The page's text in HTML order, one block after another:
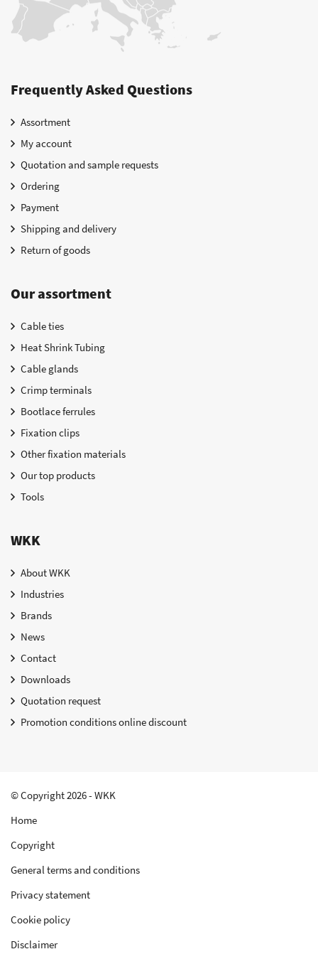
Frequently Asked Questions
Assortment
My account
Quotation and sample requests
Ordering
Payment
Shipping and delivery
Return of goods
Our assortment
Cable ties
Heat Shrink Tubing
Cable glands
Crimp terminals
Bootlace ferrules
Fixation clips
Other fixation materials
Our top products
Tools
WKK
About WKK
Industries
Brands
News
Contact
Downloads
Quotation request
Promotion conditions online discount
© Copyright 2026 - WKK
Home
Copyright
General terms and conditions
Privacy statement
Cookie policy
Disclaimer